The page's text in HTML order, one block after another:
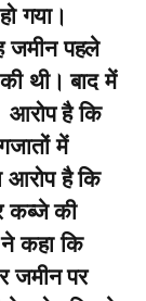
गया।
जमीन पहले
थी। बाद में
आरोप है कि
में
आरोप है कि
कब्जे की
कहा कि
जमीन पर